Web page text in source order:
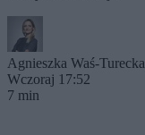
Agnieszka Waś-Turecka
Wczoraj 17:52
7 min